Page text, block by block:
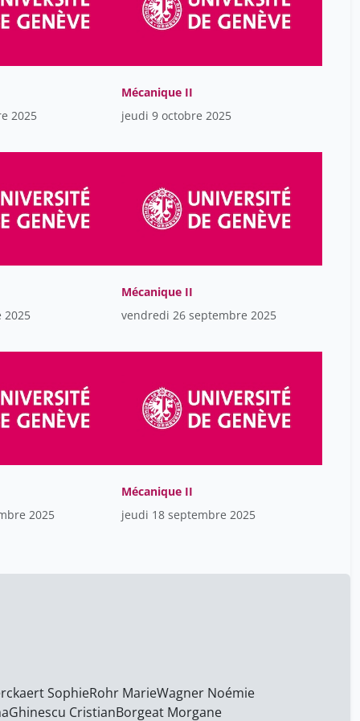
Molinari Gaëlle 14
Morisod Harari Mathilde
Mornand Anne
Ossipow William
Papadimitriou Valentina
Petoud Véronique 38
Philips Dorinda 14
Rohr Marie
Ruchonnet-Métrailler
Isabelle
18
Sandoz Yves 14
Stathopoulos Eleuthère
Stern Jean
Thenaisie Yohann 14
Veuthey Jean-Luc
WAC Katarzyna
2025
Mécanique II
jeudi 9 octobre 2025
2025
Mécanique II
vendredi 26 septembre 2025
2025
Mécanique II
jeudi 18 septembre 2025
SophieRohr MarieWagner Noémie
Ghinescu CristianBorgeat Morgane